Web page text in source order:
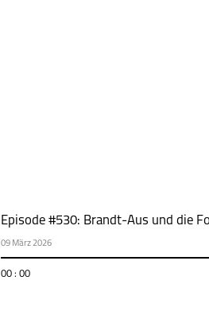
Episode #530: Brandt-Aus und die
09 März 2026
00 : 00